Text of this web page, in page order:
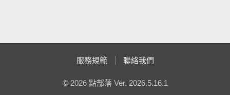
服務規範 聯絡我們
© 2026 點部落 Ver. 2026.5.16.1